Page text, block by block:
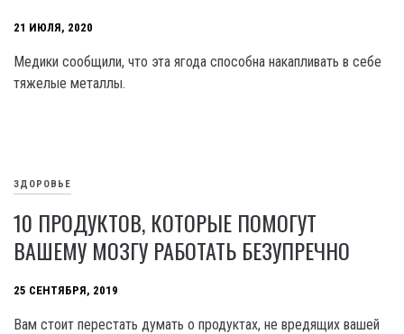
21 ИЮЛЯ, 2020
Медики сообщили, что эта ягода способна накапливать в себе
тяжелые металлы.
ЗДОРОВЬЕ
10 ПРОДУКТОВ, КОТОРЫЕ ПОМОГУТ
ВАШЕМУ МОЗГУ РАБОТАТЬ БЕЗУПРЕЧНО
25 СЕНТЯБРЯ, 2019
Вам стоит перестать думать о продуктах, не вредящих вашей